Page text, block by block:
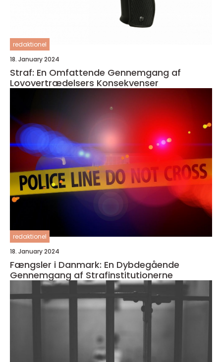
redaktionel
18. January 2024
Straf: En Omfattende Gennemgang af
Lovovertrædelsers Konsekvenser
redaktionel
18. January 2024
Fængsler i Danmark: En Dybdegående
Gennemgang af Strafinstitutionerne